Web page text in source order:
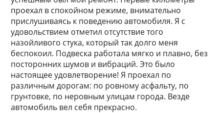
проехал в спокойном режиме, внимательно
прислушиваясь к поведению автомобиля. Я с
удовольствием отметил отсутствие того
назойливого стука, который так долго меня
беспокоил. Подвеска работала мягко и плавно, без
посторонних шумов и вибраций. Это было
настоящее удовлетворение! Я проехал по
различным дорогам: по ровному асфальту, по
грунтовке, по неровным улицам города. Везде
автомобиль вел себя прекрасно.